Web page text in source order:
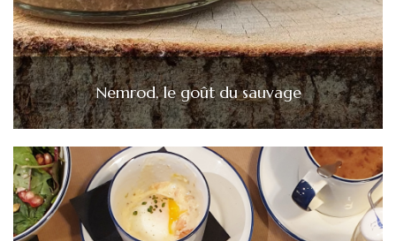
Nemrod, le goût du sauvage